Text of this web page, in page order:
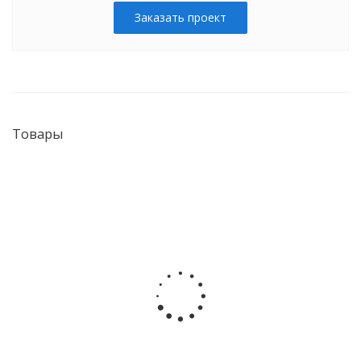
Заказать проект
Товары
Pratta Velvet - Известковая декоративная штукатурка с